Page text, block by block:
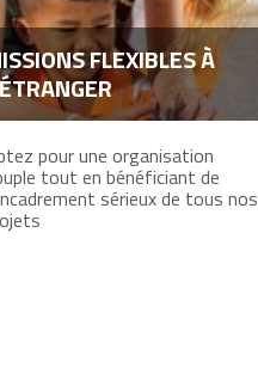
FLEXIBLES À
pour une organisation
tout en bénéficiant de
sérieux de tous nos